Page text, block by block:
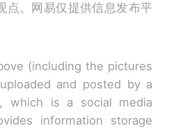
点。网易仅提供信息发布平
(including the pictures
and posted by a
which is a social media
information storage